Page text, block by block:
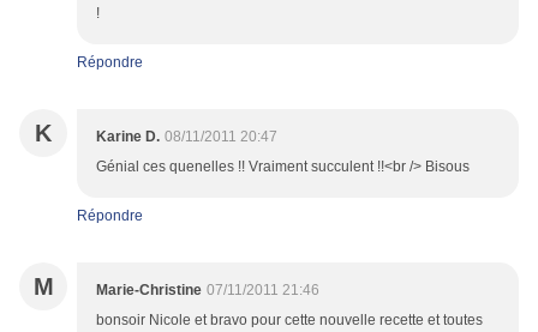
!
Répondre
K Karine D. 08/11/2011 20:47
Génial ces quenelles !! Vraiment succulent !!<br /> Bisous
Répondre
M Marie-Christine 07/11/2011 21:46
bonsoir Nicole et bravo pour cette nouvelle recette et toutes